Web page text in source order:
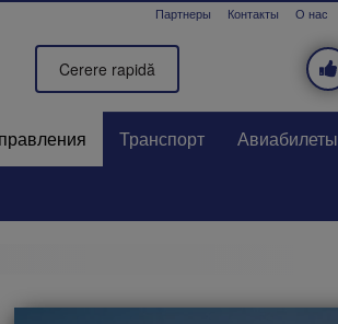
О нас
Контакты
Партнеры
Cerere rapidă
Транспорт Авиабилеты